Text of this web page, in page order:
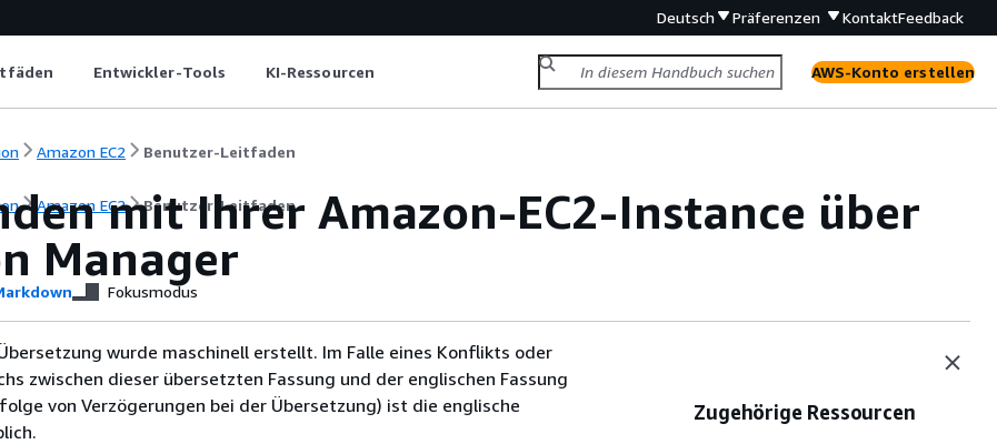
Deutsch Präferenzen KontaktFeedback
Entwickler-Tools KI-Ressourcen AWS-Konto erstellen
Amazon EC2 Benutzer-Leitfaden
Amazon EC2 Benutzer-Leitfaden
mit Ihrer Amazon-EC2-Instance über
Manager
Fokusmodus
wurde maschinell erstellt. Im Falle eines Konflikts oder
zwischen dieser übersetzten Fassung und der englischen Fassung
von Verzögerungen bei der Übersetzung) ist die englische
Zugehörige Ressourcen